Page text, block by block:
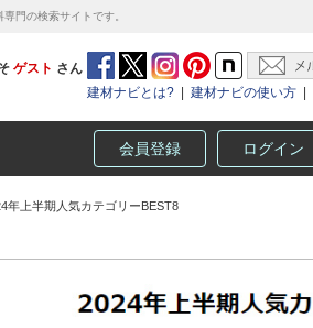
門の検索サイトです。
ゲスト さん
建材ナビとは?
建材ナビの使い方
会員登録 ログイン
年上半期人気カテゴリーBEST8